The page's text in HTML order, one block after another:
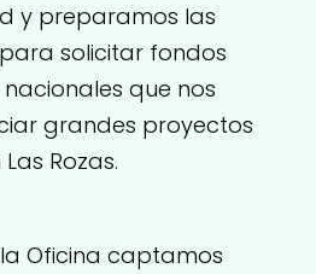
y preparamos las
solicitar fondos
que nos
grandes proyectos
Las Rozas.
Oficina captamos